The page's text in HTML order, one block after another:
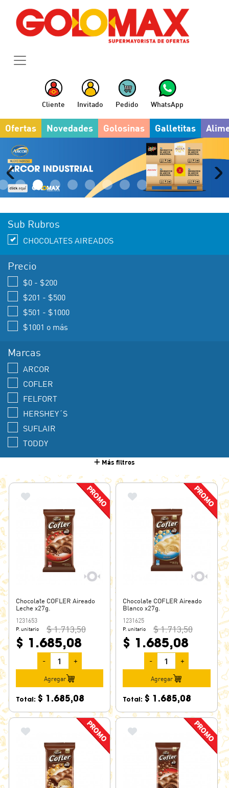
Cliente Invitado Pedido WhatsApp
Ofertas Novedades Golosinas Galletitas
Sub Rubros
CHOCOLATES AIREADOS
Precio
$0 - $200
$201 - $500
$501 - $1000
$1001 o más
Marcas
ARCOR
COFLER
FELFORT
HERSHEY´S
SUFLAIR
TODDY
Más filtros
Chocolate COFLER Aireado
Leche x27g.
1231653
P. unitario $ 1.713,50
$ 1.685,08
- +
Agregar
Total: $ 1.685,08
Chocolate COFLER Aireado
Blanco x27g.
1231625
P. unitario $ 1.713,50
$ 1.685,08
- +
Agregar
Total: $ 1.685,08